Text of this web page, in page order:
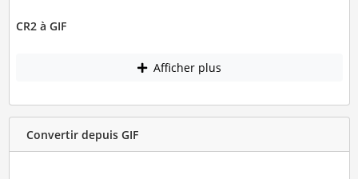
CR2 à GIF
Afficher plus
Convertir depuis GIF